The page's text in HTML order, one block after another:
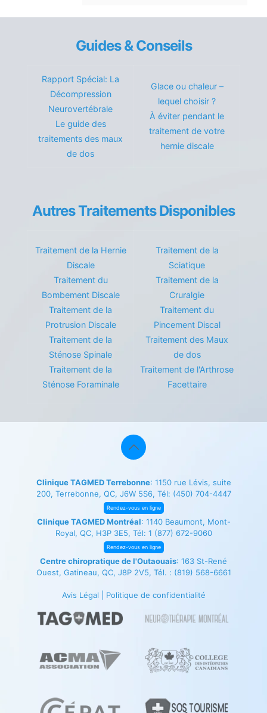
Guides & Conseils
Rapport Spécial: La
Décompression
Neurovertébrale
Le guide des
traitements des maux
de dos
Glace ou chaleur –
lequel choisir ?
À éviter pendant le
traitement de votre
hernie discale
Autres Traitements Disponibles
Traitement de la Hernie
Discale
Traitement du
Bombement Discale
Traitement de la
Protrusion Discale
Traitement de la
Sténose Spinale
Traitement de la
Sténose Foraminale
Traitement de la
Sciatique
Traitement de la
Cruralgie
Traitement du
Pincement Discal
Traitement des Maux
de dos
Traitement de l'Arthrose
Facettaire
Clinique TAGMED Terrebonne: 1150 rue Lévis, suite
200, Terrebonne, QC, J6W 5S6, Tél: (450) 704-4447
Rendez-vous en ligne
Clinique TAGMED Montréal: 1140 Beaumont, Mont-
Royal, QC, H3P 3E5, Tél: 1 (877) 672-9060
Rendez-vous en ligne
Centre chiropratique de l'Outaouais: 163 St-René
Ouest, Gatineau, QC, J8P 2V5, Tél. : (819) 568-6661
Avis Légal Politique de confidentialité